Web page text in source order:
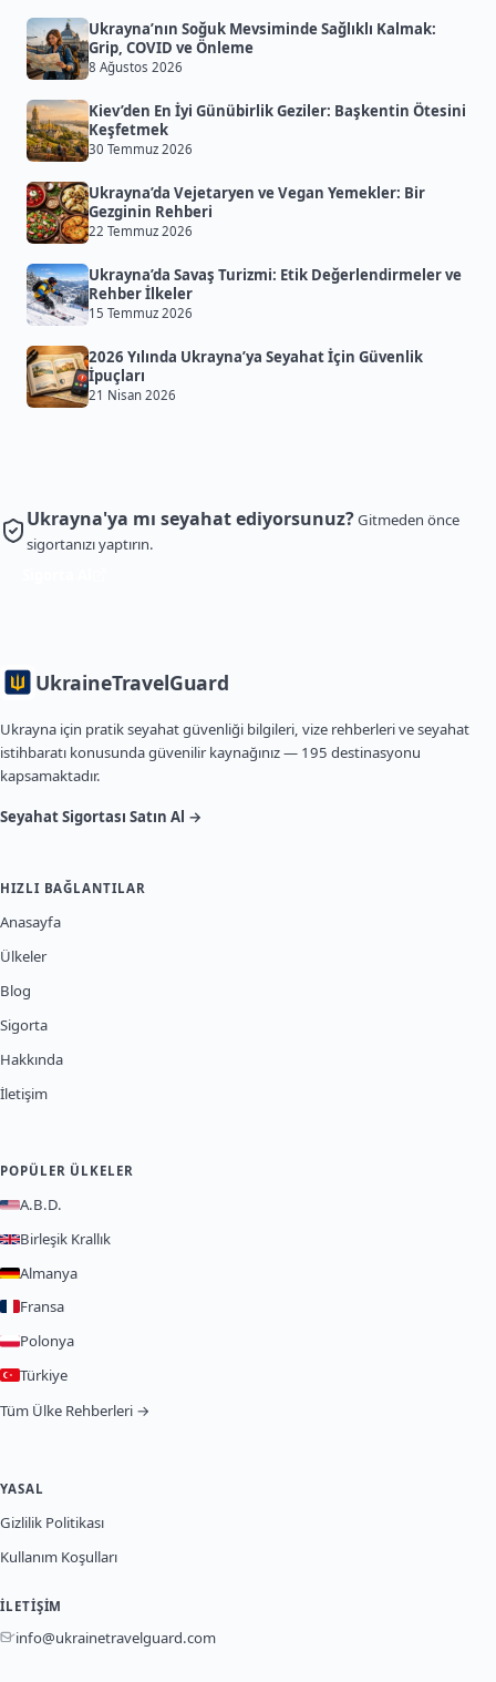
Ukrayna’nın Soğuk Mevsiminde Sağlıklı Kalmak:
Grip, COVID ve Önleme
8 Ağustos 2026
Kiev’den En İyi Günübirlik Geziler: Başkentin Ötesini
Keşfetmek
30 Temmuz 2026
Ukrayna’da Vejetaryen ve Vegan Yemekler: Bir
Gezginin Rehberi
22 Temmuz 2026
Ukrayna’da Savaş Turizmi: Etik Değerlendirmeler ve
Rehber İlkeler
15 Temmuz 2026
2026 Yılında Ukrayna’ya Seyahat İçin Güvenlik
İpuçları
21 Nisan 2026
Ukrayna'ya mı seyahat ediyorsunuz?Gitmeden önce
sigortanızı yaptırın.
UkraineTravelGuard
Ukrayna için pratik seyahat güvenliği bilgileri, vize rehberleri ve seyahat
istihbaratı konusunda güvenilir kaynağınız — 195 destinasyonu
kapsamaktadır.
Seyahat Sigortası Satın Al →
HIZLI BAĞLANTILAR
Anasayfa
Ülkeler
Blog
Sigorta
Hakkında
İletişim
POPÜLER ÜLKELER
A.B.D.
Birleşik Krallık
Almanya
Fransa
Polonya
Türkiye
Tüm Ülke Rehberleri →
YASAL
Gizlilik Politikası
Kullanım Koşulları
İLETIŞIM
info@ukrainetravelguard.com